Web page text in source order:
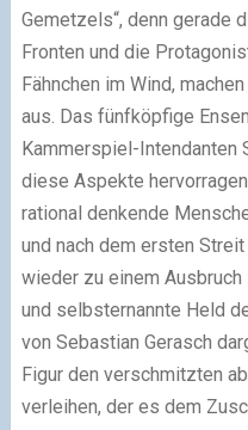
Gemetzels“, denn gerade
Fronten und die
Fähnchen im Wind,
aus. Das fünfköpfige
Kammerspiel-Intendanten
diese Aspekte
rational denkende
und nach dem ersten
wieder zu einem Ausbruch
und selbsternannte Held
von Sebastian Gerasch
Figur den verschmitzten
verleihen, der es dem